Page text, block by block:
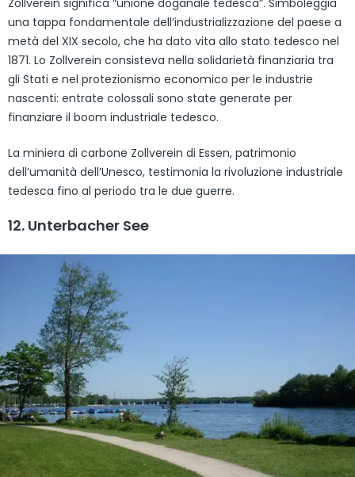
Zollverein significa “unione doganale tedesca”. Simboleggia
una tappa fondamentale dell’industrializzazione del paese a
metà del XIX secolo, che ha dato vita allo stato tedesco nel
1871. Lo Zollverein consisteva nella solidarietà finanziaria tra
gli Stati e nel protezionismo economico per le industrie
nascenti: entrate colossali sono state generate per
finanziare il boom industriale tedesco.
La miniera di carbone Zollverein di Essen, patrimonio
dell’umanità dell’Unesco, testimonia la rivoluzione industriale
tedesca fino al periodo tra le due guerre.
12. Unterbacher See